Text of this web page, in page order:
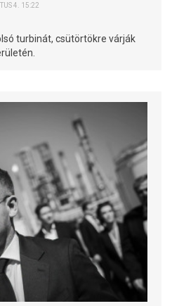
4. 15:22
turbinát, csütörtökre várják